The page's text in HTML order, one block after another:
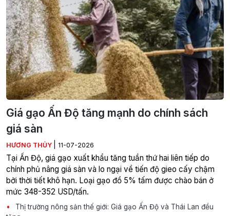
Giá gạo Ấn Độ tăng mạnh do chính sách
giá sàn
HƯƠNG THỦY 11-07-2026
Tại Ấn Độ, giá gạo xuất khẩu tăng tuần thứ hai liên tiếp do
chính phủ nâng giá sàn và lo ngại về tiến độ gieo cấy chậm
bởi thời tiết khô hạn. Loại gạo đồ 5% tấm được chào bán ở
mức 348-352 USD/tấn.
Thị trường nông sản thế giới: Giá gạo Ấn Độ và Thái Lan đều